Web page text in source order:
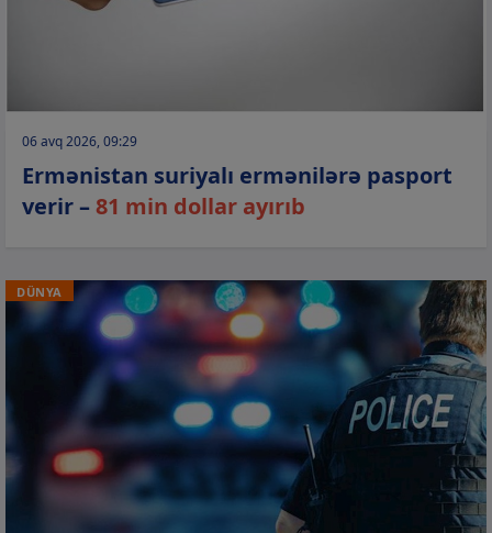
06 avq 2026, 09:29
Ermənistan suriyalı ermənilərə pasport
verir –81 min dollar ayırıb
DÜNYA